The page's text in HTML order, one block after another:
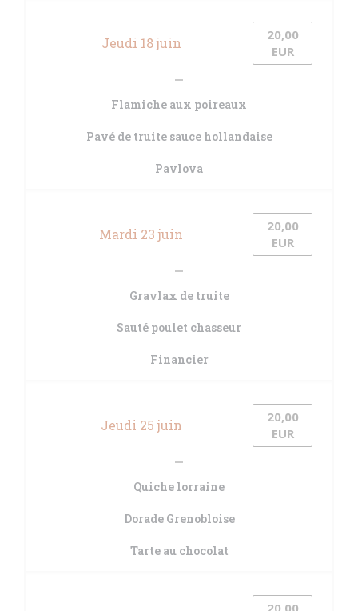
Jeudi 18 juin
20,00
EUR
Flamiche aux poireaux
Pavé de truite sauce hollandaise
Pavlova
Mardi 23 juin
20,00
EUR
Gravlax de truite
Sauté poulet chasseur
Financier
Jeudi 25 juin
20,00
EUR
Quiche lorraine
Dorade Grenobloise
Tarte au chocolat
20,00